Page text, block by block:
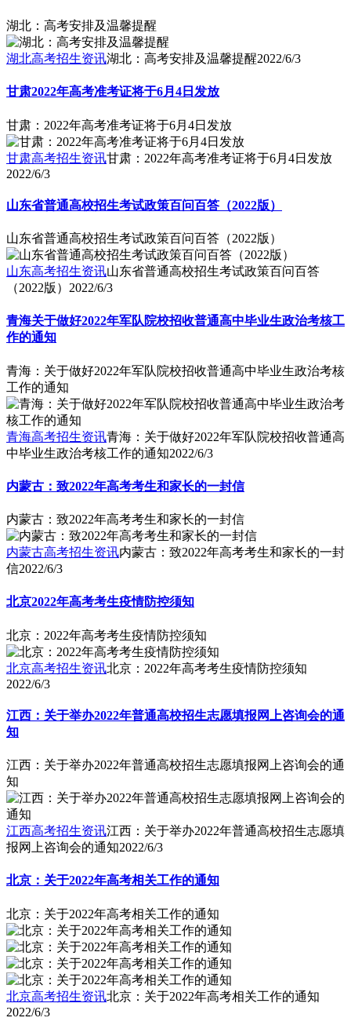
湖北：高考安排及温馨提醒
湖北高考招生资讯湖北：高考安排及温馨提醒2022/6/3
甘肃2022年高考准考证将于6月4日发放
甘肃：2022年高考准考证将于6月4日发放
甘肃高考招生资讯甘肃：2022年高考准考证将于6月4日发放
2022/6/3
山东省普通高校招生考试政策百问百答（2022版）
山东省普通高校招生考试政策百问百答（2022版）
山东高考招生资讯山东省普通高校招生考试政策百问百答
（2022版） 2022/6/3
青海关于做好2022年军队院校招收普通高中毕业生政治考核工
作的通知
青海：关于做好2022年军队院校招收普通高中毕业生政治考核
工作的通知
青海高考招生资讯青海：关于做好2022年军队院校招收普通高
中毕业生政治考核工作的通知2022/6/3
内蒙古：致2022年高考考生和家长的一封信
内蒙古：致2022年高考考生和家长的一封信
内蒙古高考招生资讯内蒙古：致2022年高考考生和家长的一封
信2022/6/3
北京2022年高考考生疫情防控须知
北京：2022年高考考生疫情防控须知
北京高考招生资讯北京：2022年高考考生疫情防控须知
2022/6/3
江西：关于举办2022年普通高校招生志愿填报网上咨询会的通
知
江西：关于举办2022年普通高校招生志愿填报网上咨询会的通
知
江西高考招生资讯江西：关于举办2022年普通高校招生志愿填
报网上咨询会的通知2022/6/3
北京：关于2022年高考相关工作的通知
北京：关于2022年高考相关工作的通知
北京高考招生资讯北京：关于2022年高考相关工作的通知
2022/6/3